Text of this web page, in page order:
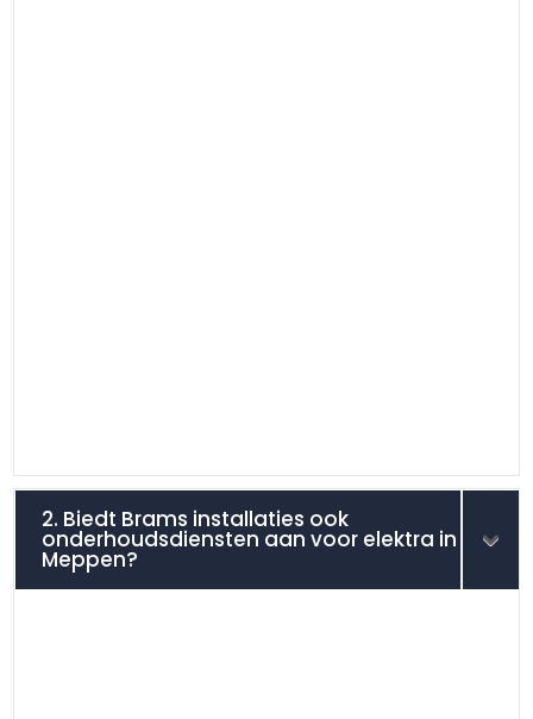
2. Biedt Brams installaties ook
onderhoudsdiensten aan voor elektra in
Meppen?